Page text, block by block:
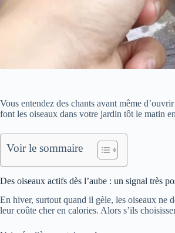
Vous entendez des chants avant même
font les oiseaux dans votre jardin tôt le matin
Voir le sommaire
Des oiseaux actifs dès l’aube : un signal très
En hiver, surtout quand il gèle, les oiseaux ne
leur coûte cher en calories. Alors s’ils